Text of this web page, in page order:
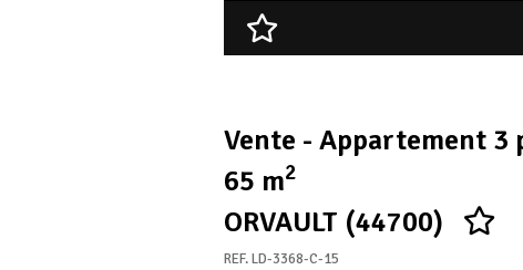
Vente - Appartement 3
65 m2
ORVAULT (44700)
REF. LD-3368-C-15